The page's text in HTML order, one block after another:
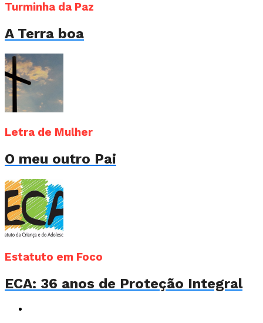
Turminha da Paz
A Terra boa
Letra de Mulher
O meu outro Pai
Estatuto em Foco
ECA: 36 anos de Proteção Integral